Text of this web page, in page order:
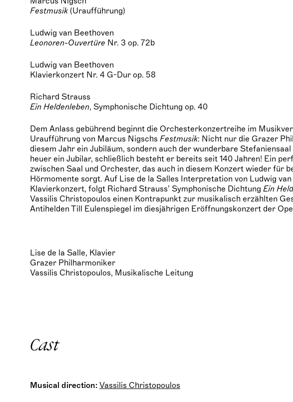
Festmusik (Uraufführung)
Ludwig van Beethoven
Leonoren-Ouvertüre Nr. 3 op. 72b
Ludwig van Beethoven
Klavierkonzert Nr. 4 G-Dur op. 58
Richard Strauss
Ein Heldenleben, Symphonische Dichtung op. 40
Dem Anlass gebührend beginnt die Orchesterkonzertreihe im
Uraufführung von Marcus Nigschs Festmusik: Nicht nur die Grazer
diesem Jahr ein Jubiläum, sondern auch der wunderbare
heuer ein Jubilar, schließlich besteht er bereits seit 140 Jahren! Ein
zwischen Saal und Orchester, das auch in diesem Konzert wieder für
Hörmomente sorgt. Auf Lise de la Salles Interpretation von Ludwig
Klavierkonzert, folgt Richard Strauss’ Symphonische Dichtung Ein
Vassilis Christopoulos einen Kontrapunkt zur musikalisch erzählten
Antihelden Till Eulenspiegel im diesjährigen Eröffnungskonzert der
Lise de la Salle, Klavier
Grazer Philharmoniker
Vassilis Christopoulos, Musikalische Leitung
Cast
Musical direction: Vassilis Christopoulos